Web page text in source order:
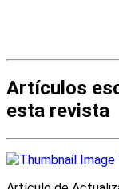
Artículos
esta revista